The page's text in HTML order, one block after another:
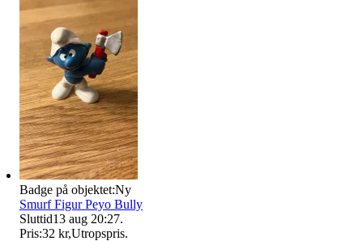
Badge på objektet:Ny
Smurf Figur Peyo Bully
Sluttid13 aug 20:27.
Pris:32 kr,Utropspris.